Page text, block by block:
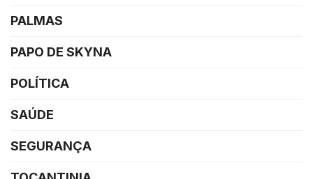
PALMAS
PAPO DE SKYNA
POLÍTICA
SAÚDE
SEGURANÇA